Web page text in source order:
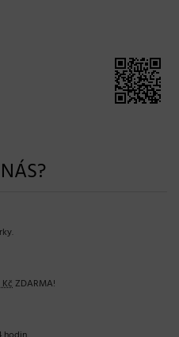
KčZDARMA!